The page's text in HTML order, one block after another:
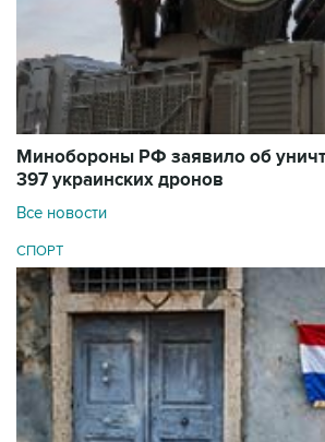
Минобороны РФ заявило об
397 украинских дронов
Все новости
СПОРТ